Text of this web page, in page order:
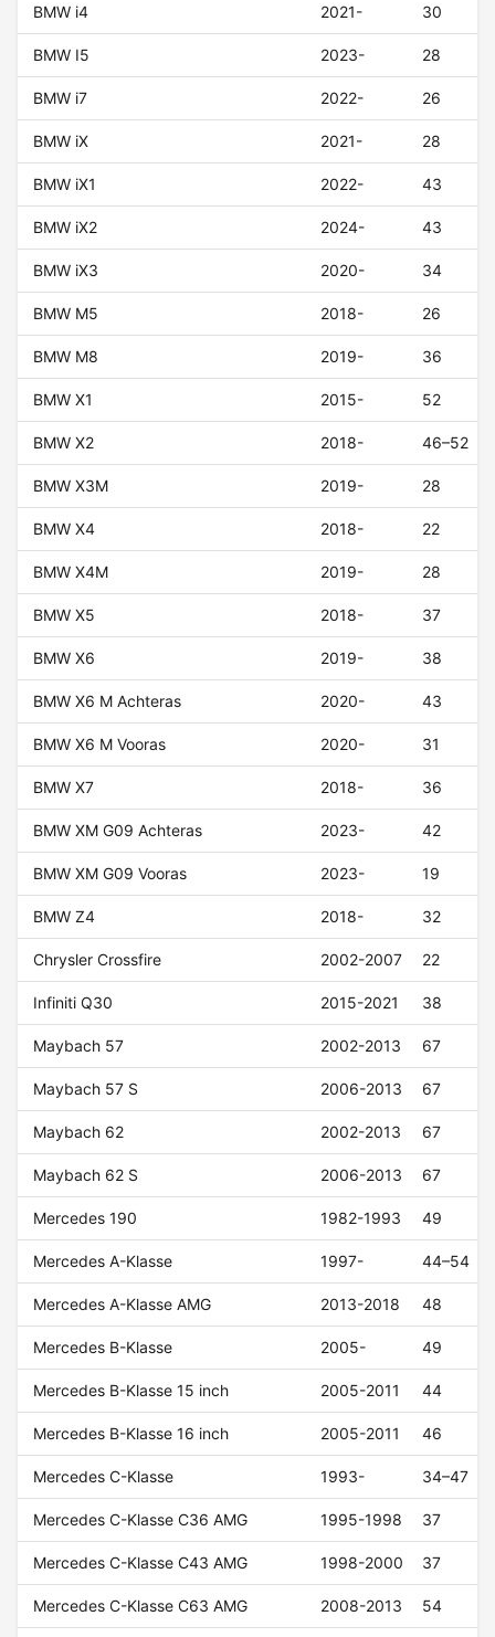
BMW i4 2021- 30
BMW I5 2023- 28
BMW i7 2022- 26
BMW iX 2021- 28
BMW iX1 2022- 43
BMW iX2 2024- 43
BMW iX3 2020- 34
BMW M5 2018- 26
BMW M8 2019- 36
BMW X1 2015- 52
BMW X2 2018- 46–52
BMW X3M 2019- 28
BMW X4 2018- 22
BMW X4M 2019- 28
BMW X5 2018- 37
BMW X6 2019- 38
BMW X6 M Achteras 2020- 43
BMW X6 M Vooras 2020- 31
BMW X7 2018- 36
BMW XM G09 Achteras 2023- 42
BMW XM G09 Vooras 2023- 19
BMW Z4 2018- 32
Chrysler Crossfire 2002-2007 22
Infiniti Q30 2015-2021 38
Maybach 57 2002-2013 67
Maybach 57 S 2006-2013 67
Maybach 62 2002-2013 67
Maybach 62 S 2006-2013 67
Mercedes 190 1982-1993 49
Mercedes A-Klasse 1997- 44–54
Mercedes A-Klasse AMG 2013-2018 48
Mercedes B-Klasse 2005- 49
Mercedes B-Klasse 15 inch 2005-2011 44
Mercedes B-Klasse 16 inch 2005-2011 46
Mercedes C-Klasse 1993- 34–47
Mercedes C-Klasse C36 AMG 1995-1998 37
Mercedes C-Klasse C43 AMG 1998-2000 37
Mercedes C-Klasse C63 AMG 2008-2013 54